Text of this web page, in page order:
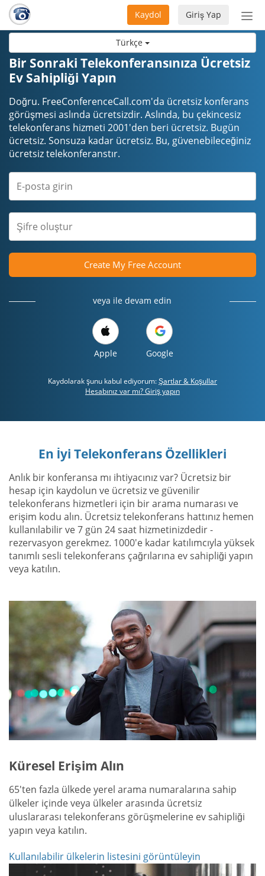
Türkçe
aç/
Giriş Yap
Kaydol
Bir Sonraki Telekonferansınıza Ücretsiz
Ev Sahipliği Yapın
Doğru. FreeConferenceCall.com'da ücretsiz konferans
görüşmesi aslında ücretsizdir. Aslında, bu çekincesiz
telekonferans hizmeti 2001'den beri ücretsiz. Bugün
ücretsiz. Sonsuza kadar ücretsiz. Bu, güvenebileceğiniz
ücretsiz telekonferanstır.
Create My Free Account
veya ile devam edin
Apple Google
Kaydolarak şunu kabul ediyorum:Şartlar & Koşullar
Hesabınız var mı? Giriş yapın
En İyi Telekonferans Özellikleri
Anlık bir konferansa mı ihtiyacınız var? Ücretsiz bir
hesap için kaydolun ve ücretsiz ve güvenilir
telekonferans hizmetleri için bir arama numarası ve
erişim kodu alın. Ücretsiz telekonferans hattınız hemen
kullanılabilir ve 7 gün 24 saat hizmetinizdedir -
rezervasyon gerekmez. 1000'e kadar katılımcıyla yüksek
tanımlı sesli telekonferans çağrılarına ev sahipliği yapın
veya katılın.
Küresel Erişim Alın
65'ten fazla ülkede yerel arama numaralarına sahip
ülkeler içinde veya ülkeler arasında ücretsiz
uluslararası telekonferans görüşmelerine ev sahipliği
yapın veya katılın.
Kullanılabilir ülkelerin listesini görüntüleyin